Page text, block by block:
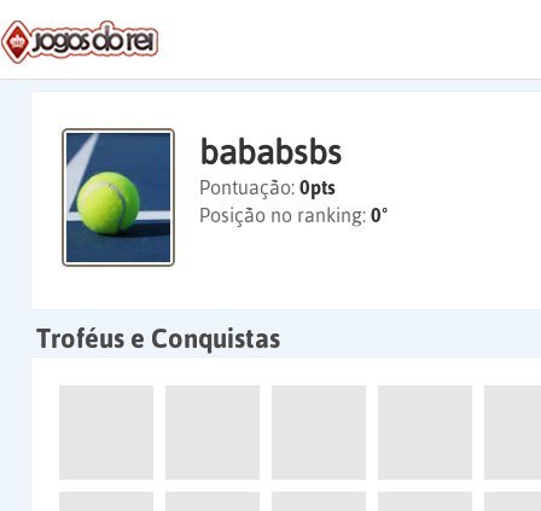
bababsbs
Pontuação: 0pts
Posição no ranking: 0º
Troféus e Conquistas